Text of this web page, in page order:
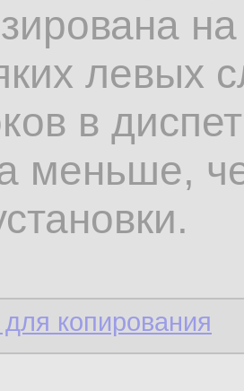
левых
в
меньше,
копирования